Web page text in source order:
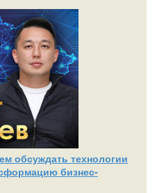
обсуждать технологии
бизнес-